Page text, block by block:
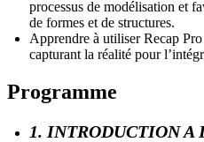
processus de modélisation et
de formes et de structures.
Apprendre à utiliser Recap
capturant la réalité pour
Programme
1. INTRODUCTION